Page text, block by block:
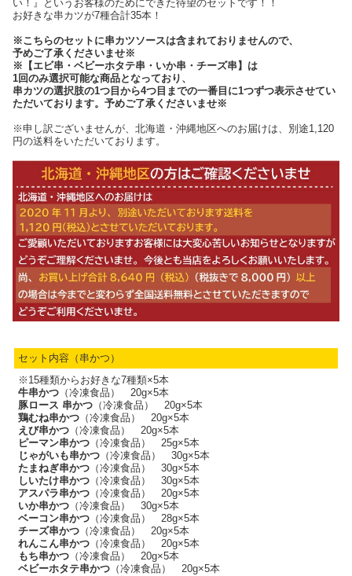
い！』というお客様のためにできた待望のセットです！！
お好きな串カツが7種合計35本！
※こちらのセットに串カツソースは含まれておりませんので、
予めご了承くださいませ※
※【エビ串・ベビーホタテ串・いか串・チーズ串】は
1回のみ選択可能な商品となっており、
串カツの選択肢の1つ目から4つ目までの一番目に1つずつ表示させてい
ただいております。予めご了承くださいませ※
※申し訳ございませんが、北海道・沖縄地区へのお届けは、別途1,120
円の送料をいただいております。
セット内容（串かつ）
※15種類からお好きな7種類×5本
牛串かつ （冷凍食品） 20g×5本
豚ロース 串かつ （冷凍食品） 20g×5本
鶏むね串かつ （冷凍食品） 20g×5本
えび串かつ （冷凍食品） 20g×5本
ピーマン串かつ （冷凍食品） 25g×5本
じゃがいも串かつ （冷凍食品） 30g×5本
たまねぎ串かつ （冷凍食品） 30g×5本
しいたけ串かつ （冷凍食品） 30g×5本
アスパラ串かつ （冷凍食品） 20g×5本
いか串かつ （冷凍食品） 30g×5本
ベーコン串かつ （冷凍食品） 28g×5本
チーズ串かつ （冷凍食品） 20g×5本
れんこん串かつ （冷凍食品） 20g×5本
もち串かつ （冷凍食品） 20g×5本
ベビーホタテ串かつ （冷凍食品） 20g×5本